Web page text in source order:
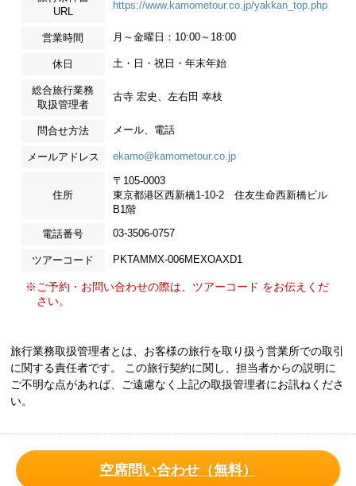
URL
https://www.kamometour.co.jp/yakkan_top.php
営業時間 月～金曜日：10:00～18:00
休日 土・日・祝日・年末年始
総合旅行業務
取扱管理者
古寺 宏史、左右田 幸枝
問合せ方法 メール、電話
メールアドレス ekamo@kamometour.co.jp
住所
〒105-0003
東京都港区西新橋1-10-2 住友生命西新橋ビル
B1階
電話番号 03-3506-0757
ツアーコード PKTAMMX-006MEXOAXD1
※ご予約・お問い合わせの際は、ツアーコード をお伝えくだ
さい。
旅行業務取扱管理者とは、お客様の旅行を取り扱う営業所での取引
に関する責任者です。 この旅行契約に関し、担当者からの説明に
ご不明な点があれば、ご遠慮なく上記の取扱管理者にお訊ねくださ
い。
空席問い合わせ（無料）